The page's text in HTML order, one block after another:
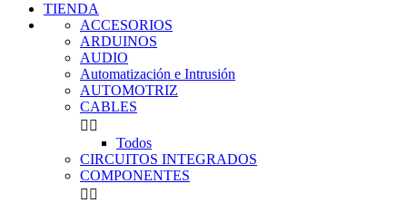
TIENDA
ACCESORIOS
ARDUINOS
AUDIO
Automatización e Intrusión
AUTOMOTRIZ
CABLES
 
Todos
CIRCUITOS INTEGRADOS
COMPONENTES
 